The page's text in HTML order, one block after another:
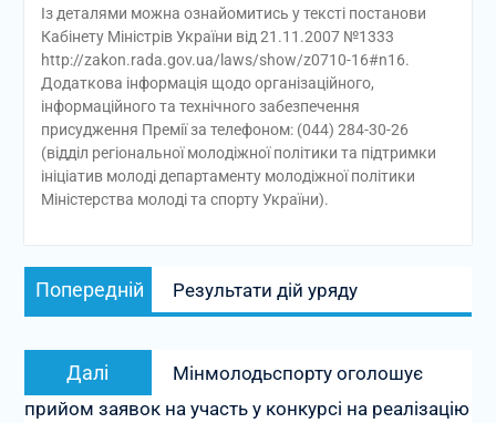
Із деталями можна ознайомитись у тексті постанови
Кабінету Міністрів України від 21.11.2007 №1333
http://zakon.rada.gov.ua/laws/show/z0710-16#n16.
Додаткова інформація щодо організаційного,
інформаційного та технічного забезпечення
присудження Премії за телефоном: (044) 284-30-26
(відділ регіональної молодіжної політики та підтримки
ініціатив молоді департаменту молодіжної політики
Міністерства молоді та спорту України).
Навігація
записів
Попередній
запис:
Результати дій уряду
Далі
запис:
Мінмолодьспорту оголошує
прийом заявок на участь у конкурсі на реалізацію